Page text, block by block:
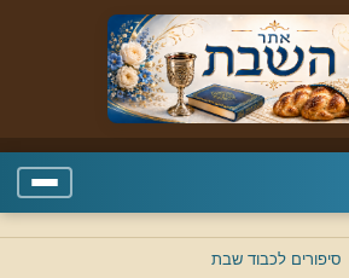
סיפורים לכבוד שבת